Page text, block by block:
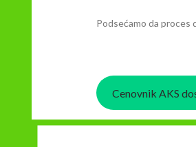
Podsećamo da proces
Cenovnik AKS